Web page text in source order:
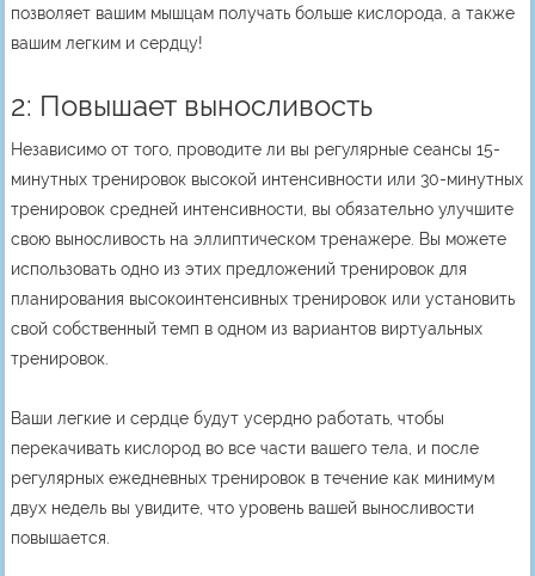
позволяет вашим мышцам получать больше кислорода, а также
вашим легким и сердцу!
2: Повышает выносливость
Независимо от того, проводите ли вы регулярные сеансы 15-
минутных тренировок высокой интенсивности или 30-минутных
тренировок средней интенсивности, вы обязательно улучшите
свою выносливость на эллиптическом тренажере. Вы можете
использовать одно из этих предложений тренировокдля
планирования высокоинтенсивных тренировок или установить
свой собственный темп в одном из вариантов виртуальных
тренировок.
Ваши легкие и сердце будут усердно работать, чтобы
перекачивать кислород во все части вашего тела, и после
регулярных ежедневных тренировок в течение как минимум
двух недель вы увидите, что уровень вашей выносливости
повышается.